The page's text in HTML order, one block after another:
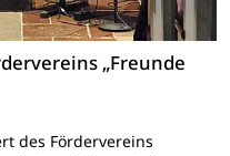
„Freunde
des Fördervereins